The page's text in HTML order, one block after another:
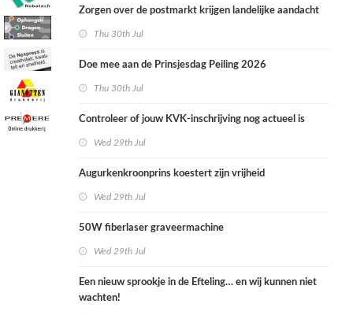
Zorgen over de postmarkt krijgen landelijke aandacht
Thu 30th Jul
Doe mee aan de Prinsjesdag Peiling 2026
Thu 30th Jul
Controleer of jouw KVK-inschrijving nog actueel is
Wed 29th Jul
Augurkenkroonprins koestert zijn vrijheid
Wed 29th Jul
50W fiberlaser graveermachine
Wed 29th Jul
Een nieuw sprookje in de Efteling… en wij kunnen niet
wachten!